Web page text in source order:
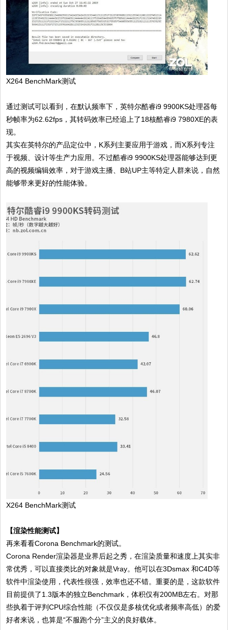
X264 BenchMark测试
通过测试可以看到，在默认频率下，英特尔酷睿i9 9900KS处理器每
秒帧率为62.62fps，其转码效率已经追上了18核酷睿i9 7980XE的表
现。
其实在英特尔的产品定位中，K系列主要应用于游戏，而X系列专注
于视频、设计等生产力应用。不过酷睿i9 9900KS处理器能够达到更
高的视频编辑效率，对于游戏主播、B站UP主等特定人群来说，自然
能够带来更好的性能体验。
X264 BenchMark测试
【渲染性能测试】
再来看看Corona Benchmark的测试。
Corona Render渲染器是业界后起之秀，在渲染质量和速度上其实非
常优秀，可以直接类比的对象就是Vray。他可以在3Dsmax 和C4D等
软件中渲染使用，代表性很强，效率也还不错。重要的是，这款软件
目前提供了1.3版本的独立Benchmark，体积仅有200MB左右。对那
些执着于评判CPU综合性能（不仅仅是多核优化或者频率高低）的爱
好者来说，也算是“不服跑个分”主义的良好载体。